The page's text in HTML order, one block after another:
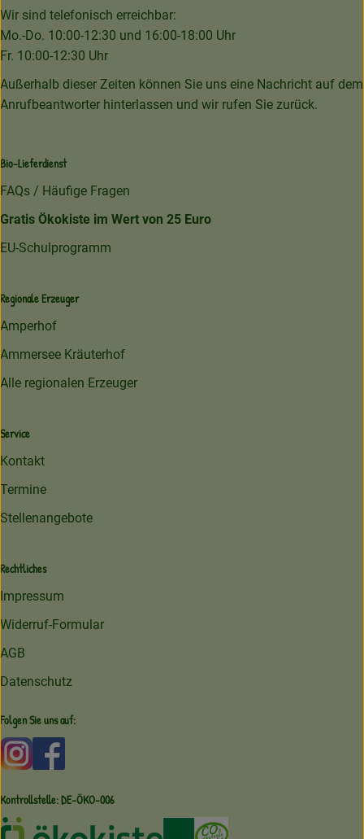
Wir sind telefonisch erreichbar:
Mo.-Do. 10:00-12:30 und 16:00-18:00 Uhr
Fr. 10:00-12:30 Uhr
Außerhalb dieser Zeiten können Sie uns eine Nachricht auf dem
Anrufbeantworter hinterlassen und wir rufen Sie zurück.
Bio-Lieferdienst
FAQs / Häufige Fragen
Gratis Ökokiste im Wert von 25 Euro
EU-Schulprogramm
Regionale Erzeuger
Amperhof
Ammersee Kräuterhof
Alle regionalen Erzeuger
Service
Kontakt
Termine
Stellenangebote
Rechtliches
Impressum
Widerruf-Formular
AGB
Datenschutz
Folgen Sie uns auf:
Externer Link zu https://www.instagram.com/
Kontrollstelle: DE-ÖKO-006
Externer Link zu /ueber-uns/
Externer Link zu /regionale-
Externer Link zu /